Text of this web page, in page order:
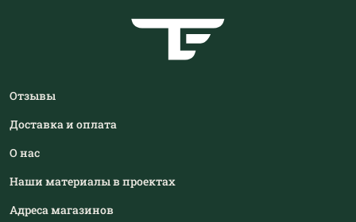
Отзывы
Доставка и оплата
О нас
Наши материалы в проектах
Адреса магазинов